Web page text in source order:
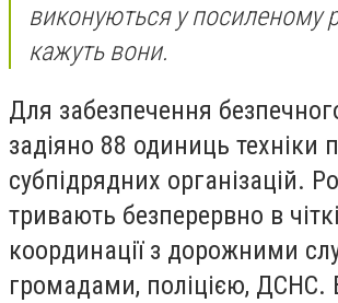
виконуються у посиленому
кажуть вони.
Для забезпечення
задіяно 88 одиниць техніки
субпідрядних організацій.
тривають безперервно в
координації з дорожними
громадами, поліцією, ДСНС.